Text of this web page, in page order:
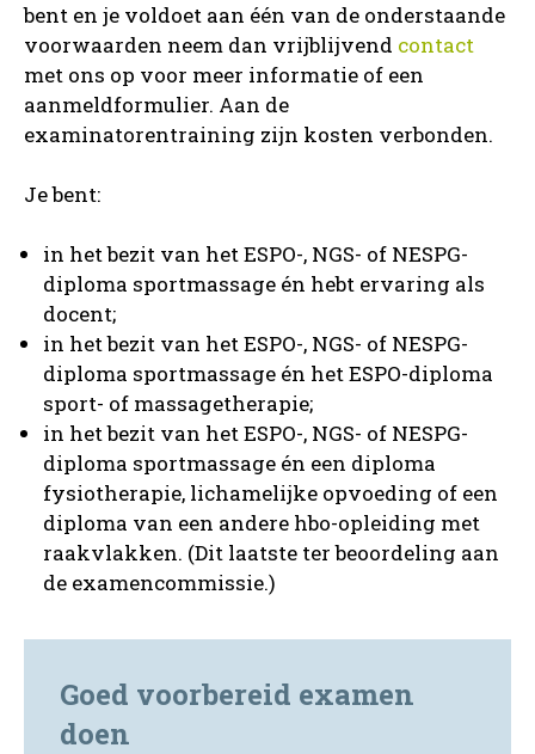
bent en je voldoet aan één van de onderstaande
voorwaarden neem dan vrijblijvend contact
met ons op voor meer informatie of een
aanmeldformulier. Aan de
examinatorentraining zijn kosten verbonden.
Je bent:
in het bezit van het ESPO-, NGS- of NESPG-
diploma sportmassage én hebt ervaring als
docent;
in het bezit van het ESPO-, NGS- of NESPG-
diploma sportmassage én het ESPO-diploma
sport- of massagetherapie;
in het bezit van het ESPO-, NGS- of NESPG-
diploma sportmassage én een diploma
fysiotherapie, lichamelijke opvoeding of een
diploma van een andere hbo-opleiding met
raakvlakken. (Dit laatste ter beoordeling aan
de examencommissie.)
Goed voorbereid examen
doen